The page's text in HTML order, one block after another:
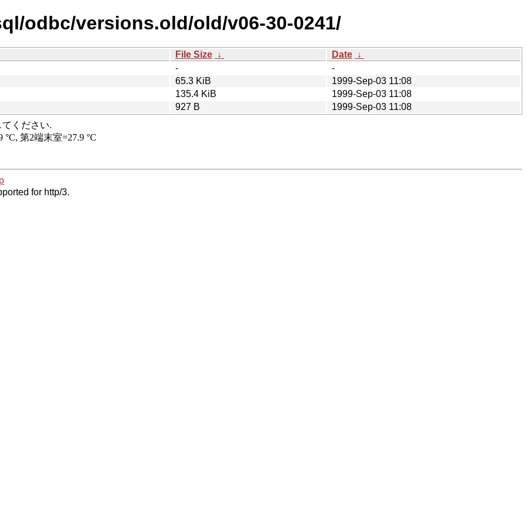
odbc/versions.old/old/v06-30-0241/
File Size ↓ Date ↓
-
-
65.3 KiB
1999-Sep-03 11:08
135.4 KiB
1999-Sep-03 11:08
927 B
1999-Sep-03 11:08
for http/3.